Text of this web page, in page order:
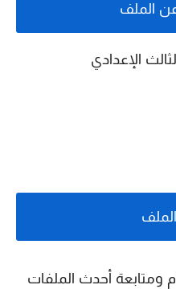
الملف
الإعدادي
ومتابعة أحدث الملفات